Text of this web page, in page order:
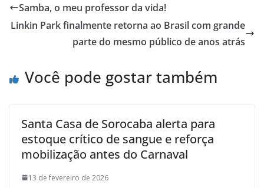
Samba, o meu professor da vida!
Linkin Park finalmente retorna ao Brasil com grande
parte do mesmo público de anos atrás
Você pode gostar também
Santa Casa de Sorocaba alerta para
estoque crítico de sangue e reforça
mobilização antes do Carnaval
13 de fevereiro de 2026